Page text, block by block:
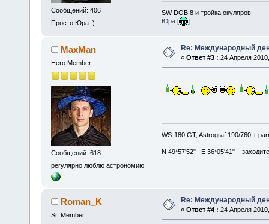
Сообщений: 406
Просто Юра :)
SW DOB 8 и тройка окуляров
Юра [ ]
MaxMan
Hero Member
Сообщений: 618
регулярно люблю астрономию
Re: Международный
« Ответ #3 : 24 Апреля
WS-180 GT, Astrograf 190/760 +
N 49*57'52" E 36*05'41"
Roman_K
Sr. Member
Re: Международный
« Ответ #4 : 24 Апреля